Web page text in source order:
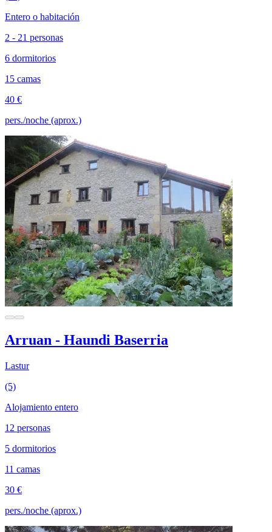
Entero o habitación
2 - 21 personas
6 dormitorios
15 camas
40 €
pers./noche (aprox.)
Arruan - Haundi Baserria
Lastur
(5)
Alojamiento entero
12 personas
5 dormitorios
11 camas
30 €
pers./noche (aprox.)